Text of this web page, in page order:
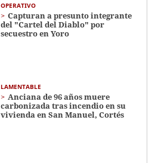
OPERATIVO
Capturan a presunto integrante
del "Cartel del Diablo" por
secuestro en Yoro
LAMENTABLE
Anciana de 96 años muere
carbonizada tras incendio en su
vivienda en San Manuel, Cortés